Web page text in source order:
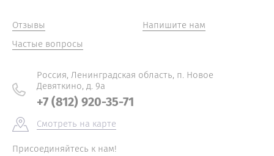
Отзывы
Частые вопросы
Напишите нам
Россия, Ленинградская область, п. Новое
Девяткино, д. 9а
+7 (812) 920-35-71
Смотреть на карте
Присоединяйтесь к нам!